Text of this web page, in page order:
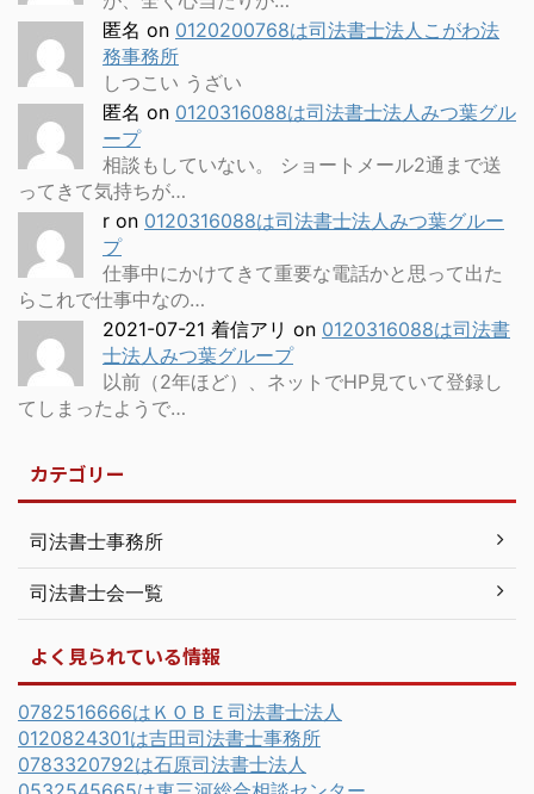
匿名 on 0120200768は司法書士法人こがわ法
務事務所
しつこい うざい
匿名 on 0120316088は司法書士法人みつ葉グル
ープ
相談もしていない。 ショートメール2通まで送
ってきて気持ちが…
r on 0120316088は司法書士法人みつ葉グルー
プ
仕事中にかけてきて重要な電話かと思って出た
らこれで仕事中なの…
2021-07-21 着信アリ on 0120316088は司法書
士法人みつ葉グループ
以前（2年ほど）、ネットでHP見ていて登録し
てしまったようで…
カテゴリー
司法書士事務所
司法書士会一覧
よく見られている情報
0782516666はＫＯＢＥ司法書士法人
0120824301は吉田司法書士事務所
0783320792は石原司法書士法人